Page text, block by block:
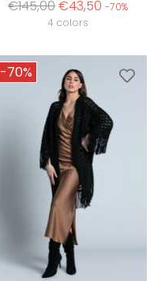
Regular
€145,00€43,50 -70%
4 colors
-70%